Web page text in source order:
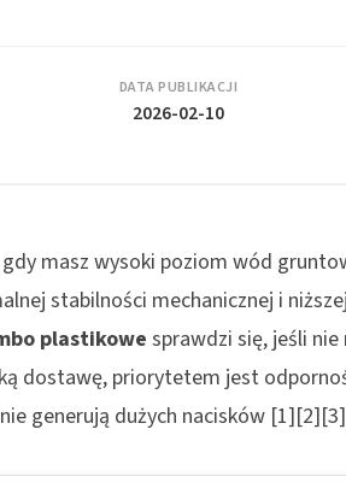
DATA PUBLIKACJI
2026-02-10
masz wysoki poziom wód
stabilności mechanicznej i
plastikowesprawdzi się, jeśli
dostawę, priorytetem jest
generują dużych nacisków